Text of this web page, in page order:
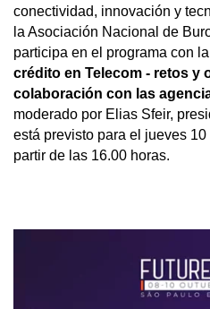
conectividad, innovación y
la Asociación Nacional de
participa en el programa con la
crédito en Telecom - retos y
colaboración con las
moderado por Elias Sfeir,
está previsto para el jueves
partir de las 16.00 horas.